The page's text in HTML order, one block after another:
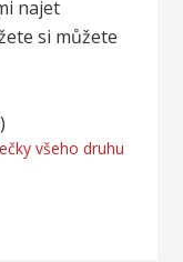
najet
si můžete
všeho druhu